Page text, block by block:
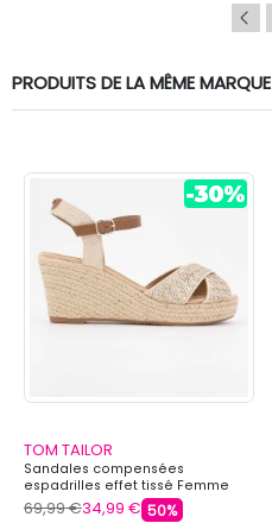
PRODUITS DE LA MÊME MARQUE
TOM TAILOR
Sandales compensées
espadrilles effet tissé Femme
TOM TAILOR
69,99 €34,99 € 50%